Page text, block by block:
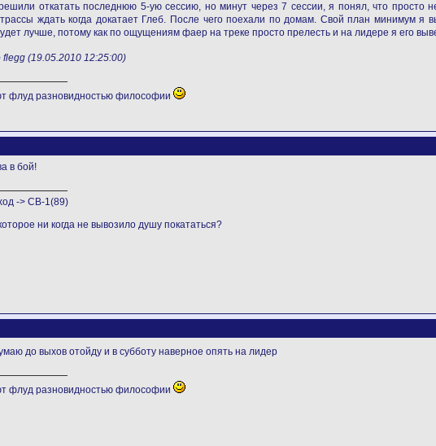
откатать последнюю 5-ую сессию, но минут через 7 сессии, я понял, что просто
ждать когда докатает Глеб. После чего поехали по домам. Свой план минимум
лучше, потому как по ощущениям фаер на треке просто прелесть и на лидере я его
(19.05.2010 12:25:00)
флуд разновидностью философии
в бой!
-> CB-1(89)
ни когда не вывозило душу покататься?
до выхов отойду и в субботу наверное опять на лидер
флуд разновидностью философии